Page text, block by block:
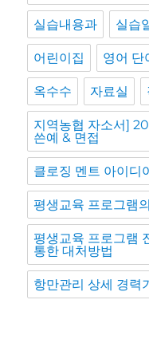
실습내용과 실습
어린이집 영어 단
옥수수 자료실
지역농협 자소서]
쓴예 & 면접
클로징 멘트 아이디
평생교육 프로그램
평생교육 프로그램
통한 대처방법
항만관리 상세 경력